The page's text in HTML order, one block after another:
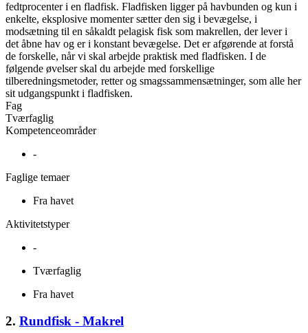
fedtprocenter i en fladfisk. Fladfisken ligger på havbunden og kun i
enkelte, eksplosive momenter sætter den sig i bevægelse, i
modsætning til en såkaldt pelagisk fisk som makrellen, der lever i
det åbne hav og er i konstant bevægelse. Det er afgørende at forstå
de forskelle, når vi skal arbejde praktisk med fladfisken. I de
følgende øvelser skal du arbejde med forskellige
tilberedningsmetoder, retter og smagssammensætninger, som alle her
sit udgangspunkt i fladfisken.
Fag
Tværfaglig
Kompetenceområder
-
Faglige temaer
Fra havet
Aktivitetstyper
-
Tværfaglig
Fra havet
2. Rundfisk - Makrel